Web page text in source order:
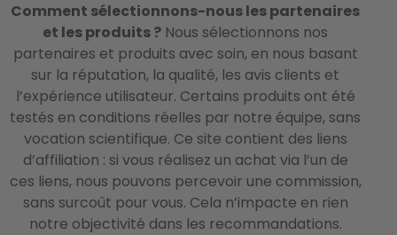
Comment sélectionnons-nous les partenaires
et les produits ? Nous sélectionnons nos
partenaires et produits avec soin, en nous basant
sur la réputation, la qualité, les avis clients et
l’expérience utilisateur. Certains produits ont été
testés en conditions réelles par notre équipe, sans
vocation scientifique. Ce site contient des liens
d’affiliation : si vous réalisez un achat via l’un de
ces liens, nous pouvons percevoir une commission,
sans surcoût pour vous. Cela n’impacte en rien
notre objectivité dans les recommandations.